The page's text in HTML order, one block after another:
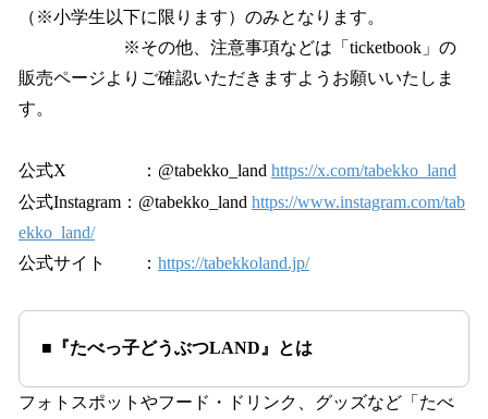
（※小学生以下に限ります）のみとなります。
※その他、注意事項などは「ticketbook」の
販売ページよりご確認いただきますようお願いいたしま
す。
公式X ：@tabekko_land https://x.com/tabekko_land
公式Instagram：@tabekko_land https://www.instagram.com/tab
ekko_land/
公式サイト ： https://tabekkoland.jp/
■『たべっ子どうぶつLAND』とは
フォトスポットやフード・ドリンク、グッズなど「たべ